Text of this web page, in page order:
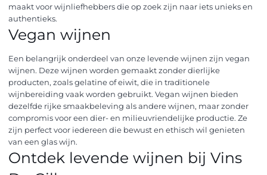
maakt voor wijnliefhebbers die op zoek zijn naar iets unieks en
authentieks.
Vegan wijnen
Een belangrijk onderdeel van onze levende wijnen zijn vegan
wijnen. Deze wijnen worden gemaakt zonder dierlijke
producten, zoals gelatine of eiwit, die in traditionele
wijnbereiding vaak worden gebruikt. Vegan wijnen bieden
dezelfde rijke smaakbeleving als andere wijnen, maar zonder
compromis voor een dier- en milieuvriendelijke productie. Ze
zijn perfect voor iedereen die bewust en ethisch wil genieten
van een glas wijn.
Ontdek levende wijnen bij Vins